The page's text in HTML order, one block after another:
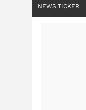
NEWS TICKER